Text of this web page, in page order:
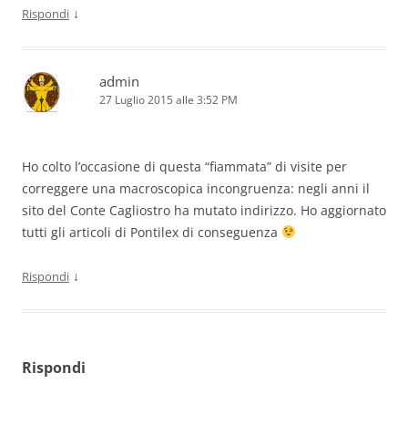
Rispondi ↓
admin
27 Luglio 2015 alle 3:52 PM
Ho colto l’occasione di questa “fiammata” di visite per
correggere una macroscopica incongruenza: negli anni il
sito del Conte Cagliostro ha mutato indirizzo. Ho aggiornato
tutti gli articoli di Pontilex di conseguenza
Rispondi ↓
Rispondi